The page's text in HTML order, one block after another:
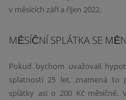
v měsících září a říjen 2022.
MĚSÍČNÍ SPLÁTKA SE
Pokud bychom uvažovali
splatností 25 let, znamená to
splátky asi o 200 Kč měsíčně.